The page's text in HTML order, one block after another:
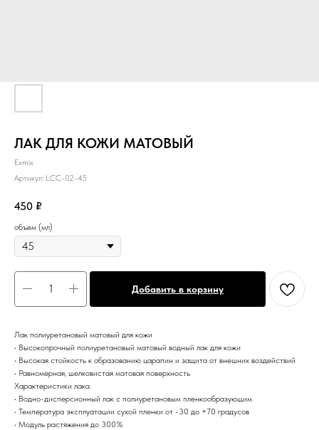
ЛАК ДЛЯ КОЖИ МАТОВЫЙ
Exmix
Артикул: LCC-02-45
450 ₽
объем (мл)
Добавить в корзину
Лак полиуретановый матовый для кожи
• Высокопрочный полиуретановый матовый водный лак для кожи
• Высокая стойкость к образованию царапин и защита от внешних воздействий
• Равномерная, шелковистая матовая поверхность
Характеристики лака
• Водно-дисперсионный лак с полиуретановым пленкообразующим
• Температура эксплуатации сухой пленки от -30 до +70 градусов
• Модуль растяжения до 300%